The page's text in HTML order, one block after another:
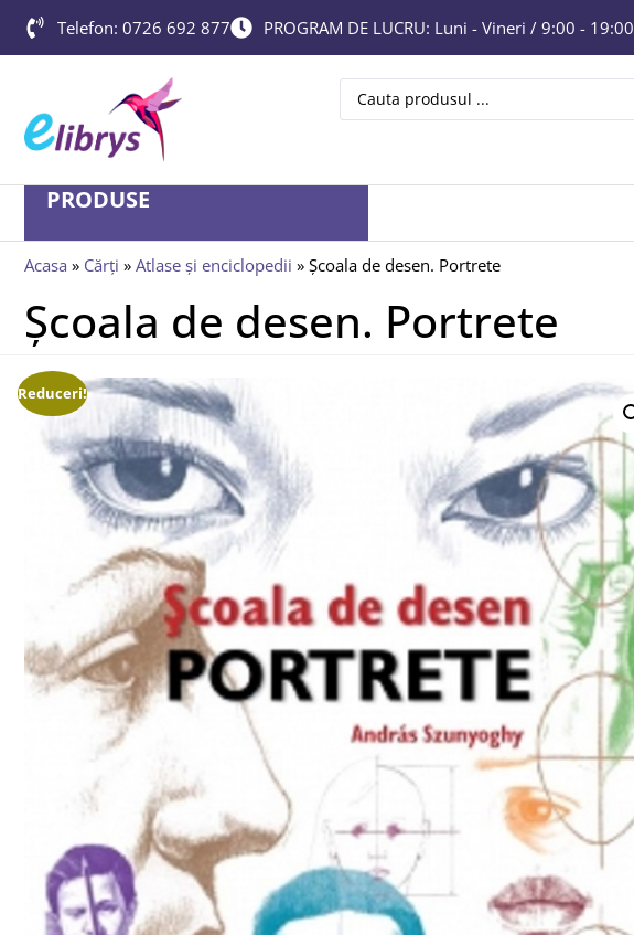
Telefon: 0726 692 877 PROGRAM DE LUCRU: Luni - Vineri / 9:00 - 19:00
PRODUSE
Acasa » Cărți » Atlase și enciclopedii » Școala de desen. Portrete
Școala de desen. Portrete
Reduceri!